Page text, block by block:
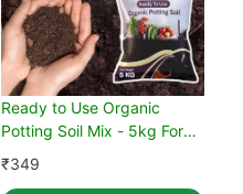
Ready to Use Organic
Potting Soil Mix - 5kg For
Home Gardening
₹349